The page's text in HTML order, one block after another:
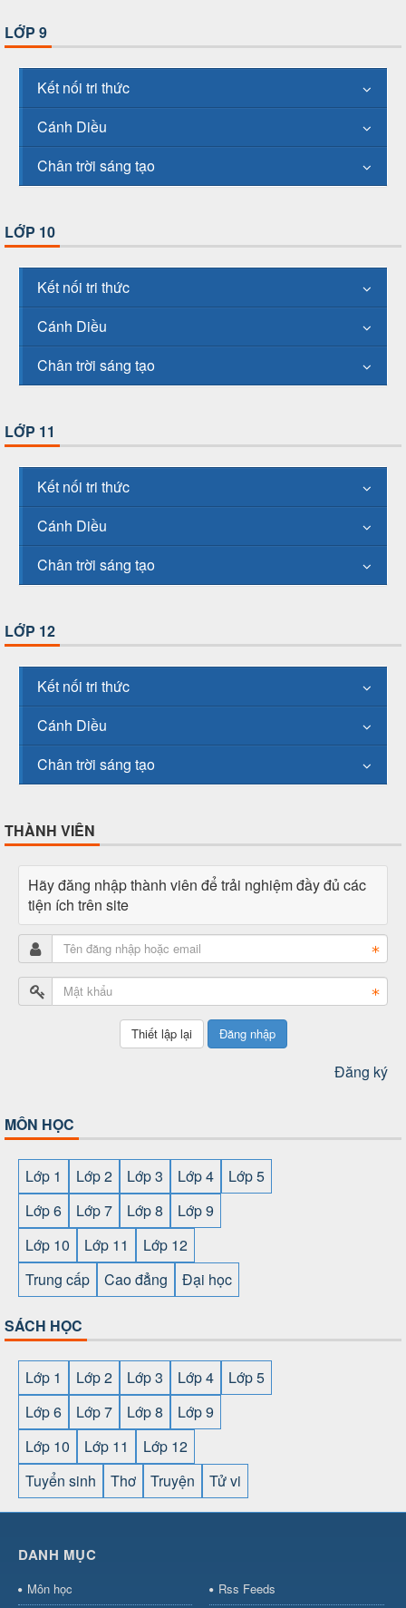
LỚP 9
Kết nối tri thức
Cánh Diều
Chân trời sáng tạo
LỚP 10
Kết nối tri thức
Cánh Diều
Chân trời sáng tạo
LỚP 11
Kết nối tri thức
Cánh Diều
Chân trời sáng tạo
LỚP 12
Kết nối tri thức
Cánh Diều
Chân trời sáng tạo
THÀNH VIÊN
Hãy đăng nhập thành viên để trải nghiệm đầy đủ các
tiện ích trên site
Đăng nhập
Đăng ký
MÔN HỌC
Lớp 1 Lớp 2 Lớp 3 Lớp 4
Lớp 5
Lớp 6
Lớp 7 Lớp 8
Lớp 9
Lớp 10
Lớp 11
Lớp 12
Trung cấp
Cao đẳng Đại học
SÁCH HỌC
Lớp 1 Lớp 2 Lớp 3 Lớp 4
Lớp 5
Lớp 6
Lớp 7 Lớp 8
Lớp 9
Lớp 10
Lớp 11
Lớp 12
Tuyển sinh
Thơ Truyện Tử vi
cái OPEN88⇔
⇔https://gameb52a.club/ https://new88.biz/
bài⇔bóng đá trực tiếp⇔fly88
DANH MỤC
Môn học Rss Feeds